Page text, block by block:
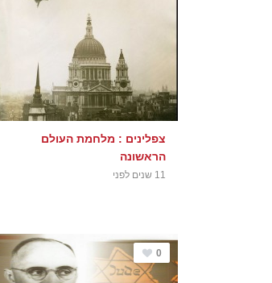
צפלינים : מלחמת העולם
הראשונה
11 שנים לפני
0